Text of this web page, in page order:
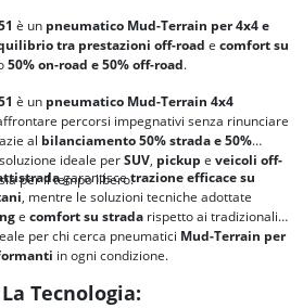
è un pneumatico Mud-Terrain per 4x4 e
tra prestazioni off-road e comfort su
50% on-road e 50% off-road.
è un pneumatico Mud-Terrain 4x4
percorsi impegnativi senza rinunciare
al bilanciamento50% strada e 50%
ideale perSUV, pickup e veicoli off-
per il tempo libero.
garantiscetrazione efficace su
, mentre le soluzioni tecniche adottate
e comfort su strada rispetto ai tradizionali
per chi cerca pneumatici Mud-Terrain per
in ogni condizione.
Tecnologia: